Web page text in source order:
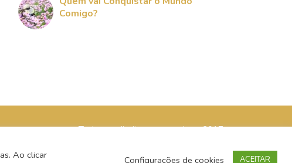
Comigo?
Todos os direitos reservados - 2017
Ao clicar
Configurações de cookies ACEITAR